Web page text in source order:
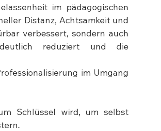
im pädagogischen
Distanz, Achtsamkeit und
verbessert, sondern auch
reduziert und die
im Umgang
Schlüssel wird, um selbst